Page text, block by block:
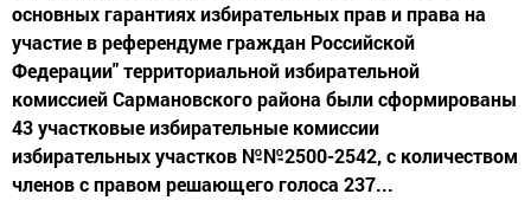
основных гарантиях избирательных прав и права на
участие в референдуме граждан Российской
Федерации" территориальной избирательной
комиссией Сармановского района были сформированы
43 участковые избирательные комиссии
избирательных участков №№2500-2542, с количеством
членов с правом решающего голоса 237...